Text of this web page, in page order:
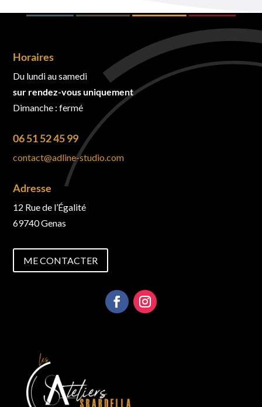
Horaires
Du lundi au samedi
sur rendez-vous uniquement
Dimanche : fermé
06 51 52 45 99
contact@adline-studio.com
Adresse
12 Rue de l’Égalité
69740 Genas
ME CONTACTER